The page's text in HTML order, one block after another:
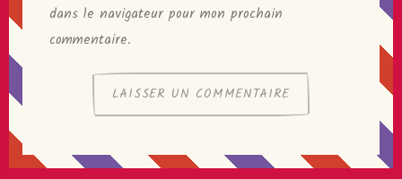
dans le navigateur pour mon prochain
commentaire.